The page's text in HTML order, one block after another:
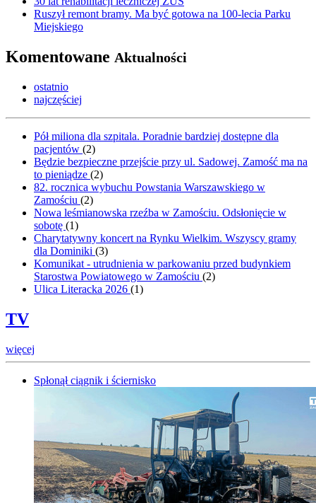
Ruszył remont bramy. Ma być gotowa na 100-lecia Parku
Miejskiego
Komentowane Aktualności
ostatnio
najczęściej
Pół miliona dla szpitala. Poradnie bardziej dostępne dla
pacjentów (2)
Będzie bezpieczne przejście przy ul. Sadowej. Zamość ma na
to pieniądze (2)
82. rocznica wybuchu Powstania Warszawskiego w
Zamościu (2)
Nowa leśmianowska rzeźba w Zamościu. Odsłonięcie w
sobotę (1)
Charytatywny koncert na Rynku Wielkim. Wszyscy gramy
dla Dominiki (3)
Komunikat - utrudnienia w parkowaniu przed budynkiem
Starostwa Powiatowego w Zamościu (2)
Ulica Literacka 2026 (1)
TV
więcej
Spłonął ciągnik i ściernisko